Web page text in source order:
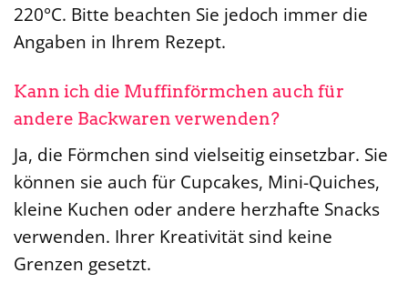
220°C. Bitte beachten Sie jedoch immer die
Angaben in Ihrem Rezept.
Kann ich die Muffinförmchen auch für
andere Backwaren verwenden?
Ja, die Förmchen sind vielseitig einsetzbar. Sie
können sie auch für Cupcakes, Mini-Quiches,
kleine Kuchen oder andere herzhafte Snacks
verwenden. Ihrer Kreativität sind keine
Grenzen gesetzt.